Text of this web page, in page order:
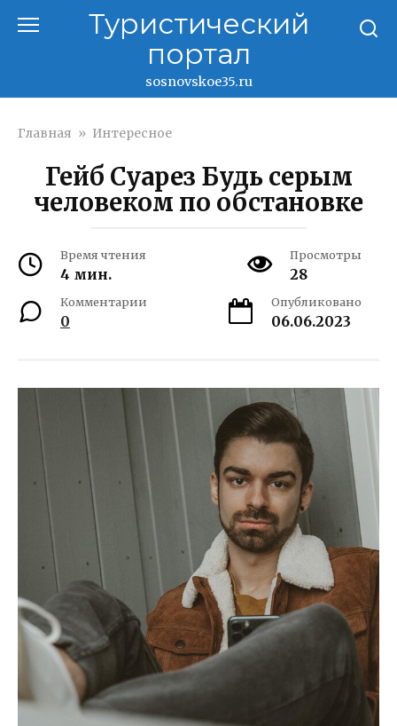
Туристический
портал
sosnovskoe35.ru
Главная » Интересное
Гейб Суарез Будь серым
человеком по обстановке
Время чтения
4 мин.
Просмотры
28
Комментарии
0
Опубликовано
06.06.2023